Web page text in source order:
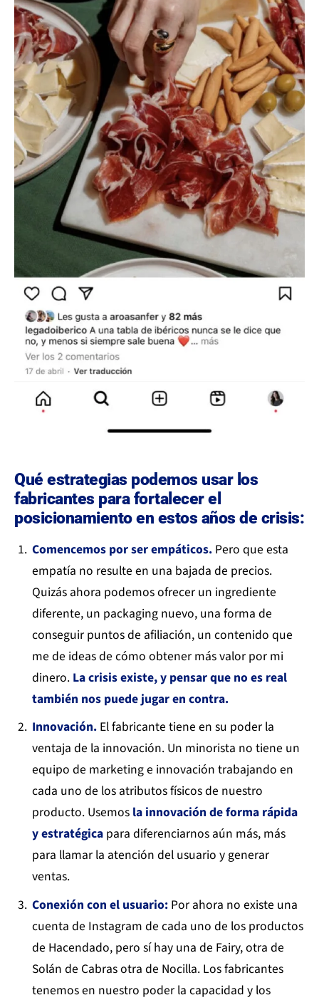
Qué estrategias podemos usar los
fabricantes para fortalecer el
posicionamiento en estos años de crisis:
Comencemos por ser empáticos.Pero que esta
empatía no resulte en una bajada de precios.
Quizás ahora podemos ofrecer un ingrediente
diferente, un packaging nuevo, una forma de
conseguir puntos de afiliación, un contenido que
me de ideas de cómo obtener más valor por mi
dinero. La crisis existe, y pensar que no es real
también nos puede jugar en contra.
Innovación.El fabricante tiene en su poder la
ventaja de la innovación. Un minorista no tiene un
equipo de marketing e innovación trabajando en
cada uno de los atributos físicos de nuestro
producto. Usemos la innovación de forma rápida
y estratégicapara diferenciarnos aún más, más
para llamar la atención del usuario y generar
ventas.
Conexión con el usuario:Por ahora no existe una
cuenta de Instagram de cada uno de los productos
de Hacendado, pero sí hay una de Fairy, otra de
Solán de Cabras otra de Nocilla. Los fabricantes
tenemos en nuestro poder la capacidad y los